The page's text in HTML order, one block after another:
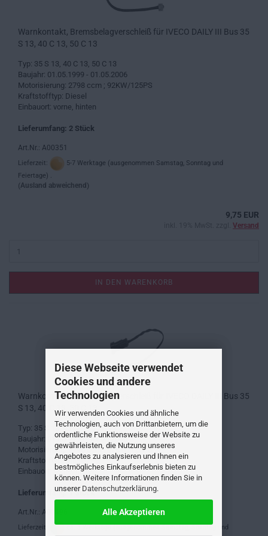
Diese Webseite verwendet
Cookies und andere
Technologien
Wir verwenden Cookies und ähnliche
Technologien, auch von Drittanbietern, um die
ordentliche Funktionsweise der Website zu
gewährleisten, die Nutzung unseres
Angebotes zu analysieren und Ihnen ein
bestmögliches Einkaufserlebnis bieten zu
können. Weitere Informationen finden Sie in
unserer Datenschutzerklärung.
Alle Akzeptieren
Warnkontakt, Bremsbelagverschleiß für IVECO DAILY III Bus 35
S 13, 40 C 13, 50 C 13
Typ: 35 S 13, 40 C 13, 50 C 13
Baujahr: 01.05.1999 - 01.05.2006
Motorisierung: 2798 ccm ; 92KW/125PS
Kraftstofftyp: Diesel
Einbauort: vorne, hinten
Lieferumfang: 2 Stück
Art.Nr.: A00351
Lieferzeit:
5-7 Werktage (ausgenommen Samstag, Sonntag und
Feiertage) .
(Ausland abweichend)
9,75 EUR
Versand
IN DEN WARENKORB
Warnkontakt, Bremsbelagverschleiß für IVECO DAILY III Bus 35
S 13, 40 C 13, 50 C 13
Typ: 35 S 13, 40 C 13, 50 C 13
Baujahr: 01.05.1999 - 01.05.2006
Motorisierung: 2798 ccm ; 92KW/125PS
Kraftstofftyp: Diesel
Einbauort: vorne, hinten
Lieferumfang: 1 Stück
Art.Nr.: A00496
Lieferzeit:
ca. 3 Werktage (ausgenommen Samstag, Sonntag und